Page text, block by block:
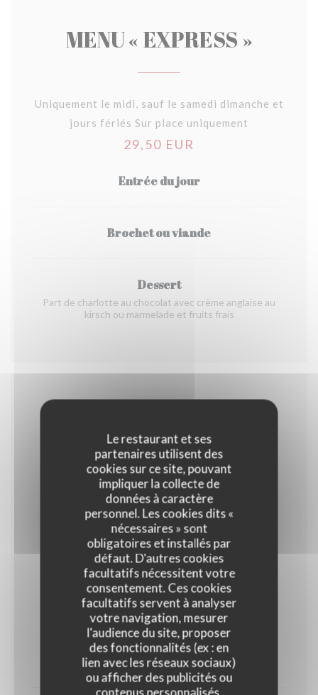
Le restaurant et ses
partenaires utilisent des
cookies sur ce site, pouvant
impliquer la collecte de
données à caractère
personnel. Les cookies dits «
nécessaires » sont
obligatoires et installés par
défaut. D'autres cookies
facultatifs nécessitent votre
consentement. Ces cookies
facultatifs servent à analyser
votre navigation, mesurer
l'audience du site, proposer
des fonctionnalités (ex : en
lien avec les réseaux sociaux)
ou afficher des publicités ou
MENU « EXPRESS »
Uniquement le midi, sauf le samedi dimanche et
jours fériés Sur place uniquement
29,50 EUR
Entrée du jour
Brochet ou viande
Dessert
Part de charlotte au chocolat avec crème anglaise au
kirsch ou marmelade et fruits frais
BERRICHON »
Pour les enfants de moins de 10 ans
13,00 EUR
Terrine
Une tranche au choix
Plat du jour
Brochet ou volaille ou viande du jour avec pomme de
terre sautée au beurre.